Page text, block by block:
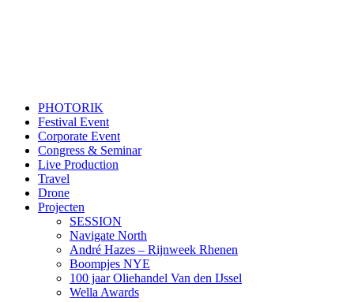
PHOTORIK
Festival Event
Corporate Event
Congress & Seminar
Live Production
Travel
Drone
Projecten
SESSION
Navigate North
André Hazes – Rijnweek Rhenen
Boompjes NYE
100 jaar Oliehandel Van den IJssel
Wella Awards